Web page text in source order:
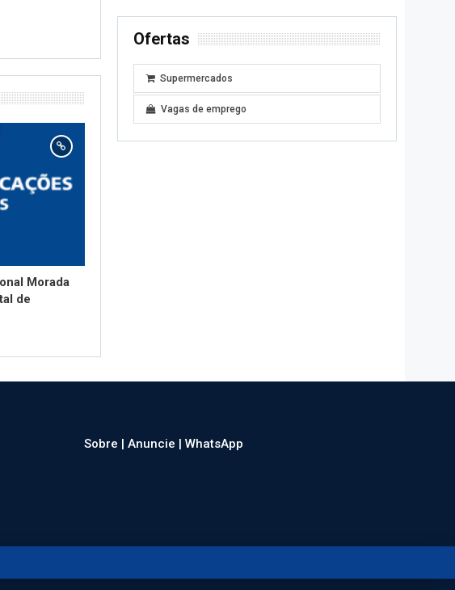
Morada
de
Ofertas
Supermercados
Vagas de emprego
Sobre |Anuncie |WhatsApp